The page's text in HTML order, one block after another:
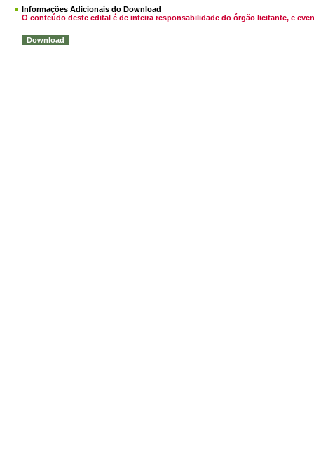
Informações Adicionais do Download
O conteúdo deste edital é de inteira responsabilidade do órgão licitante, e